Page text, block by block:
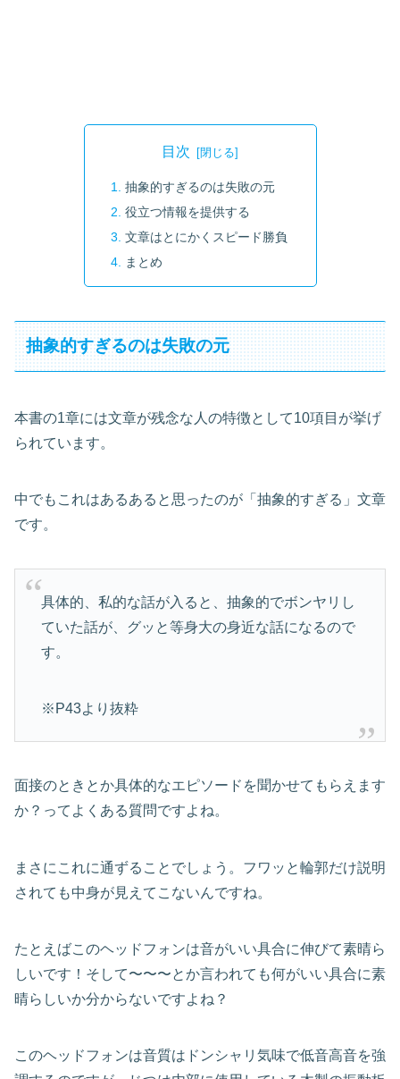
目次
抽象的すぎるのは失敗の元
役立つ情報を提供する
文章はとにかくスピード勝負
まとめ
抽象的すぎるのは失敗の元
本書の1章には文章が残念な人の特徴として10項目が挙げ
られています。
中でもこれはあるあると思ったのが「抽象的すぎる」文章
です。
具体的、私的な話が入ると、抽象的でボンヤリし
ていた話が、グッと等身大の身近な話になるので
す。
※P43より抜粋
面接のときとか具体的なエピソードを聞かせてもらえます
か？ってよくある質問ですよね。
まさにこれに通ずることでしょう。フワッと輪郭だけ説明
されても中身が見えてこないんですね。
たとえばこのヘッドフォンは音がいい具合に伸びて素晴ら
しいです！そして〜〜〜とか言われても何がいい具合に素
晴らしいか分からないですよね？
このヘッドフォンは音質はドンシャリ気味で低音高音を強